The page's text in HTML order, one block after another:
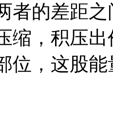
者的差距
缩，积压
位，这股